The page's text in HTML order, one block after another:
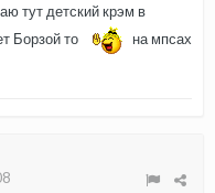
тут детский крэм в
Борзой то
на мпсах